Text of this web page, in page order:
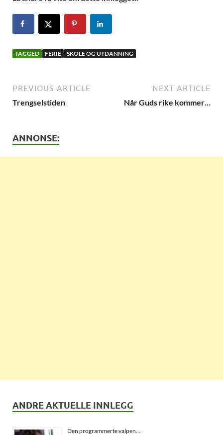
TAGGED FERIE SKOLE OG UTDANNING
PREVIOUS ARTICLE
Trengselstiden
NEXT ARTICLE
Når Guds rike kommer…
ANNONSE:
ANDRE AKTUELLE INNLEGG
Den programmerte valpen…